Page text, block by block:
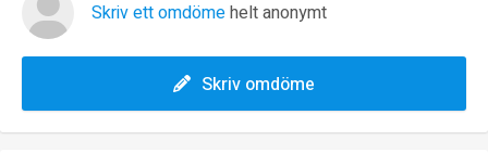
Skriv ett omdömehelt anonymt
Skriv omdöme